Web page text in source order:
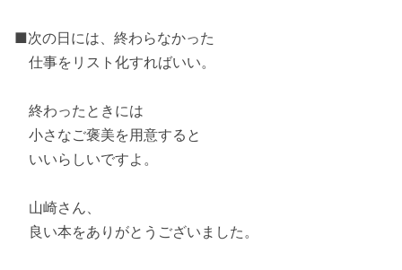
■次の日には、終わらなかった
仕事をリスト化すればいい。
終わったときには
小さなご褒美を用意すると
いいらしいですよ。
山崎さん、
良い本をありがとうございました。